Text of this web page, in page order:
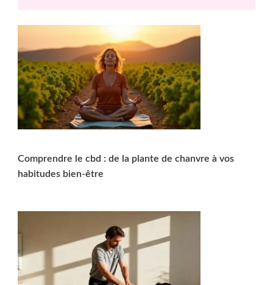
Comprendre le cbd : de la plante de chanvre à vos
habitudes bien-être